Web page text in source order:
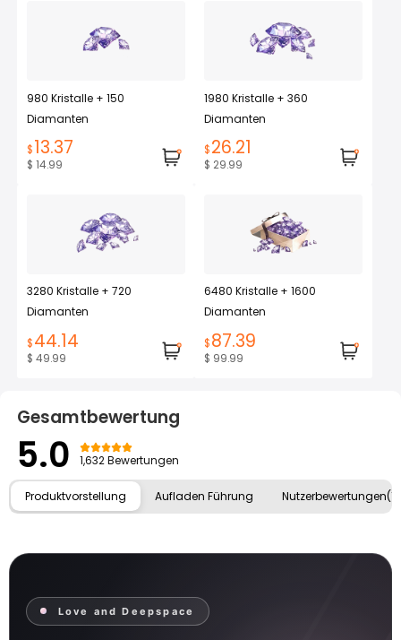
980 Kristalle + 150
Diamanten
$13.37
$ 14.99
1980 Kristalle + 360
Diamanten
$26.21
$ 29.99
3280 Kristalle + 720
Diamanten
$44.14
$ 49.99
6480 Kristalle + 1600
Diamanten
$87.39
$ 99.99
Gesamtbewertung
5.0 1,632 Bewertungen
Produktvorstellung Aufladen Führung
Love and Deepspace